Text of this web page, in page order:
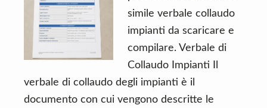
simile verbale collaudo
impianti da scaricare e
compilare. Verbale di
Collaudo Impianti Il
verbale di collaudo degli impianti è il
documento con cui vengono descritte le